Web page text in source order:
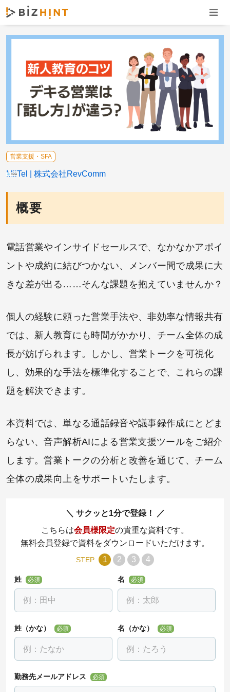
ナビ
概要
電話営業やインサイドセールスで、なかなかアポイ
ントや成約に結びつかない、メンバー間で成果に大
きな差が出る……そんな課題を抱えていませんか？
個人の経験に頼った営業手法や、非効率な情報共有
では、新人教育にも時間がかかり、チーム全体の成
長が妨げられます。しかし、営業トークを可視化
し、効果的な手法を標準化することで、これらの課
題を解決できます。
本資料では、単なる通話録音や議事録作成にとどま
らない、音声解析AIによる営業支援ツールをご紹介
します。営業トークの分析と改善を通じて、チーム
全体の成果向上をサポートいたします。
営業支援・SFA
MiiTel 株式会社RevComm
サクッと1分で登録！
こちらは会員様限定の貴重な資料です。
無料会員登録で資料をダウンロードいただけます。
STEP 1 2 3 4
姓 必須 名 必須
姓（かな） 必須 名（かな） 必須
勤務先メールアドレス 必須